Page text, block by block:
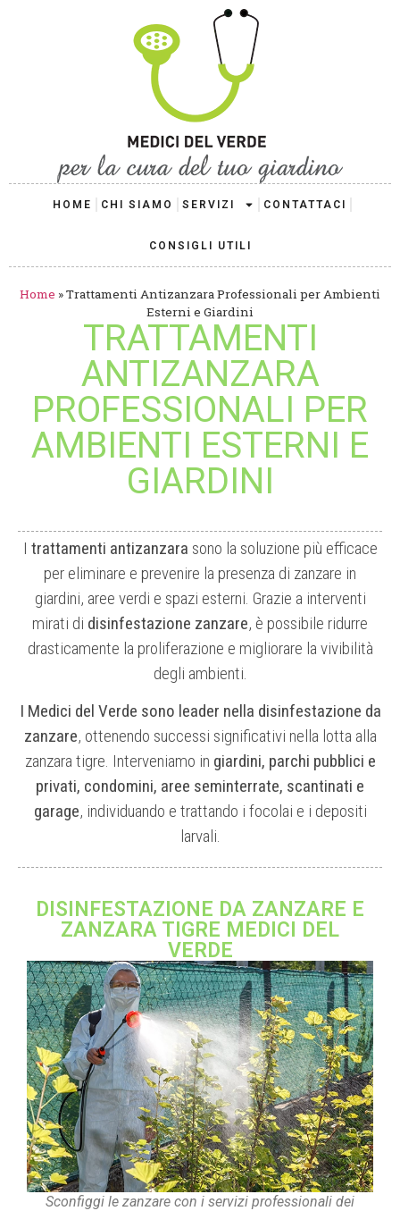
HOME CHI SIAMO SERVIZI CONTATTACI
CONSIGLI UTILI
Home »Trattamenti Antizanzara Professionali per Ambienti
Esterni e Giardini
TRATTAMENTI
ANTIZANZARA
PROFESSIONALI PER
AMBIENTI ESTERNI E
GIARDINI
I trattamenti antizanzara sono la soluzione più efficace
per eliminare e prevenire la presenza di zanzare in
giardini, aree verdi e spazi esterni. Grazie a interventi
mirati di disinfestazione zanzare, è possibile ridurre
drasticamente la proliferazione e migliorare la vivibilità
degli ambienti.
I Medici del Verde sono leader nella disinfestazione da
zanzare, ottenendo successi significativi nella lotta alla
zanzara tigre. Interveniamo in giardini, parchi pubblici e
privati, condomini, aree seminterrate, scantinati e
garage, individuando e trattando i focolai e i depositi
larvali.
DISINFESTAZIONE DA ZANZARE E
ZANZARA TIGRE MEDICI DEL
VERDE
Sconfiggi le zanzare con i servizi professionali dei